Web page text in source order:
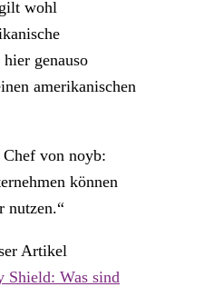
wohl
genauso
amerikanischen
von noyb:
können
nutzen.“
Artikel
Shield: Was sind